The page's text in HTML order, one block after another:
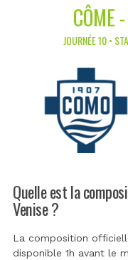
CÔME
JOURNÉE 10 •
Quelle est la
Venise ?
La composition
disponible 1h avant le